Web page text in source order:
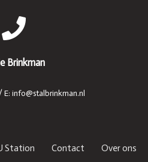
Brinkman
E: info@stalbrinkman.nl
Station Contact Over ons